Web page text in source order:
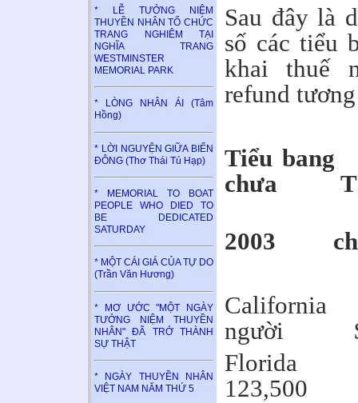
* LỄ TƯỞNG NIỆM
THUYỀN NHÂN TỔ CHỨC
TRANG NGHIÊM TẠI
NGHĨA TRANG
WESTMINSTER
MEMORIAL PARK
* LÒNG NHÂN ÁI (Tâm
Hồng)
* LỜI NGUYỆN GIỮA BIỂN
ĐÔNG (Thơ Thái Tú Hạp)
* MEMORIAL TO BOAT
PEOPLE WHO DIED TO
BE DEDICATED
SATURDAY
* MỘT CÁI GIÁ CỦA TỰ DO
(Trần Văn Hương)
* MƠ ƯỚC "MỘT NGÀY
TƯỞNG NIỆM THUYỀN
NHÂN" ĐÃ TRỞ THÀNH
SỰ THẬT
* NGÀY THUYỀN NHÂN
VIỆT NAM NĂM THỨ 5
Sau đây là
số các tiểu
khai thuế
refund
Tiểu
chưa
2003 chờ
người